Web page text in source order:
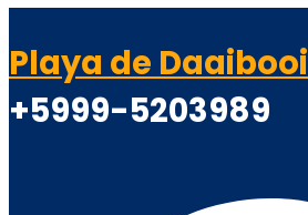
Playa de Daaibooi
+5999-5203989